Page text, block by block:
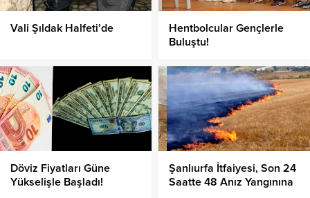
Vali Şıldak Halfeti’de
Hentbolcular Gençlerle
Buluştu!
Döviz Fiyatları Güne
Yükselişle Başladı!
Şanlıurfa İtfaiyesi, Son 24
Saatte 48 Anız Yangınına